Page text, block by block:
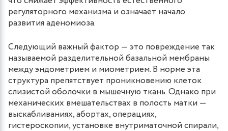
регуляторного механизма и означает начало
развития аденомиоза.
Следующий важный фактор — это повреждение так
называемой разделительной базальной мембраны
между эндометрием и миометрием. В норме эта
структура препятствует проникновению клеток
слизистой оболочки в мышечную ткань. Однако при
механических вмешательствах в полость матки —
выскабливаниях, абортах, операциях,
гистероскопии, установке внутриматочной спирали,